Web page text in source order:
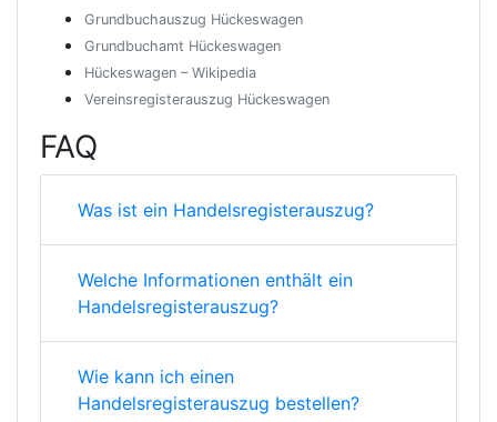
Grundbuchauszug Hückeswagen
Grundbuchamt Hückeswagen
Hückeswagen – Wikipedia
Vereinsregisterauszug Hückeswagen
FAQ
Was ist ein Handelsregisterauszug?
Welche Informationen enthält ein
Handelsregisterauszug?
Wie kann ich einen
Handelsregisterauszug bestellen?